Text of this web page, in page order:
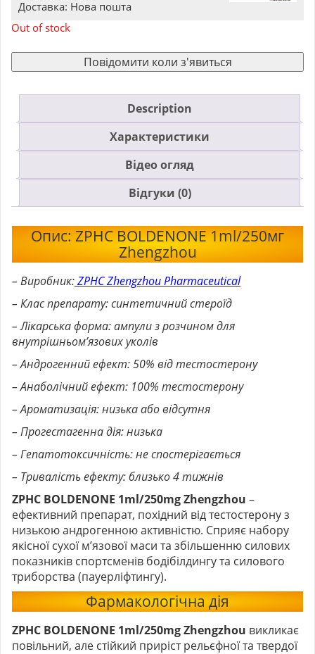
Доставка: Нова пошта
Out of stock
Повідомити коли з'явиться
Description
Характеристики
Відео огляд
Відгуки (0)
Опис: ZPHC BOLDENONE 1ml/250мг
Zhengzhou
– Виробник:ZPHC Zhengzhou Pharmaceutical
– Клас препарату: синтетичний стероїд
– Лікарська форма: ампули з розчином для
внутрішньом’язових уколів
– Андрогенний ефект: 50% від тестостерону
– Анаболічний ефект: 100% тестостерону
– Ароматизація: низька або відсутня
– Прогестагенна дія: низька
– Гепатотоксичність: не спостерігається
– Тривалість ефекту: близько 4 тижнів
ZPHC BOLDENONE 1ml/250mg Zhengzhou –
ефективний препарат, похідний від тестостерону з
низькою андрогенною активністю. Сприяє набору
якісної сухої м’язової маси та збільшенню силових
показників спортсменів бодібілдингу та силового
триборства (пауерліфтингу).
Фармакологічна дія
ZPHC BOLDENONE 1ml/250mg Zhengzhou викликає
повільний, але стійкий приріст рельєфної та твердої